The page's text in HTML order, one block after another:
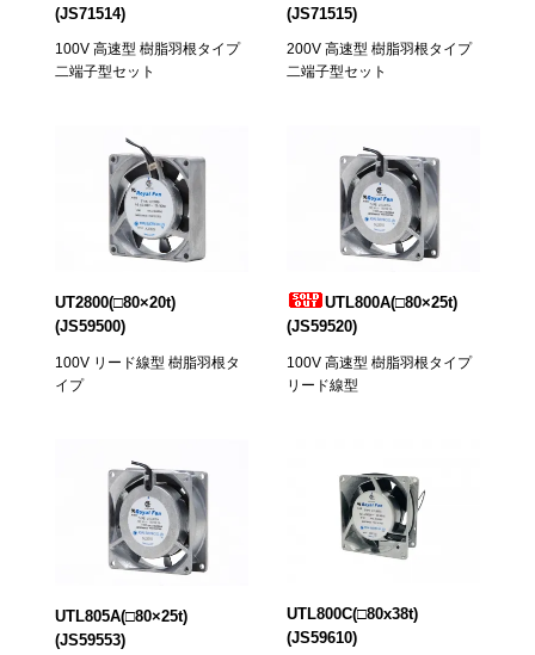
(JS71514)
100V 高速型 樹脂羽根タイプ
二端子型セット
(JS71515)
200V 高速型 樹脂羽根タイプ
二端子型セット
UT2800(□80×20t)
(JS59500)
100V リード線型 樹脂羽根タ
イプ
UTL800A(□80×25t)
(JS59520)
100V 高速型 樹脂羽根タイプ
リード線型
UTL805A(□80×25t)
(JS59553)
UTL800C(□80x38t)
(JS59610)